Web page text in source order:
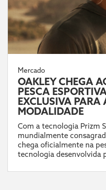
Mercado
OAKLEY CHEGA
PESCA
EXCLUSIVA PARA
MODALIDADE
Com a tecnologia Prizm
mundialmente
chega oficialmente na
tecnologia desenvolvida